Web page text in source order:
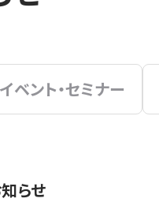
イベント・セミナー
らせ